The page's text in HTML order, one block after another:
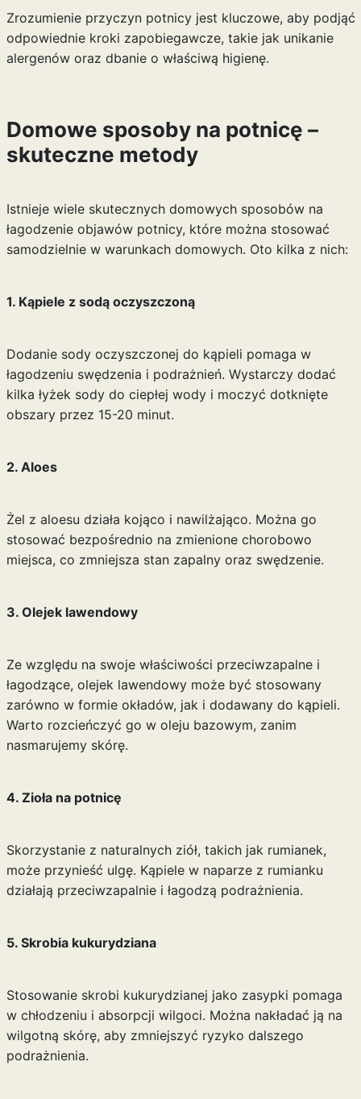
Zrozumienie przyczyn potnicy jest kluczowe, aby podjąć
odpowiednie kroki zapobiegawcze, takie jak unikanie
alergenów oraz dbanie o właściwą higienę.
Domowe sposoby na potnicę –
skuteczne metody
Istnieje wiele skutecznych domowych sposobów na
łagodzenie objawów potnicy, które można stosować
samodzielnie w warunkach domowych. Oto kilka z nich:
1. Kąpiele z sodą oczyszczoną
Dodanie sody oczyszczonej do kąpieli pomaga w
łagodzeniu swędzenia i podrażnień. Wystarczy dodać
kilka łyżek sody do ciepłej wody i moczyć dotknięte
obszary przez 15-20 minut.
2. Aloes
Żel z aloesu działa kojąco i nawilżająco. Można go
stosować bezpośrednio na zmienione chorobowo
miejsca, co zmniejsza stan zapalny oraz swędzenie.
3. Olejek lawendowy
Ze względu na swoje właściwości przeciwzapalne i
łagodzące, olejek lawendowy może być stosowany
zarówno w formie okładów, jak i dodawany do kąpieli.
Warto rozcieńczyć go w oleju bazowym, zanim
nasmarujemy skórę.
4. Zioła na potnicę
Skorzystanie z naturalnych ziół, takich jak rumianek,
może przynieść ulgę. Kąpiele w naparze z rumianku
działają przeciwzapalnie i łagodzą podrażnienia.
5. Skrobia kukurydziana
Stosowanie skrobi kukurydzianej jako zasypki pomaga
w chłodzeniu i absorpcji wilgoci. Można nakładać ją na
wilgotną skórę, aby zmniejszyć ryzyko dalszego
podrażnienia.